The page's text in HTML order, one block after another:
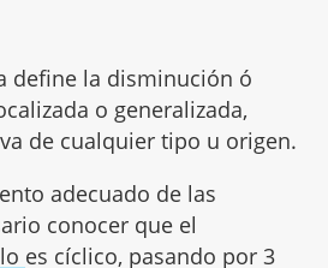
define la disminución ó
o generalizada,
de cualquier tipo u origen.
adecuado de las
conocer que el
es cíclico, pasando por 3